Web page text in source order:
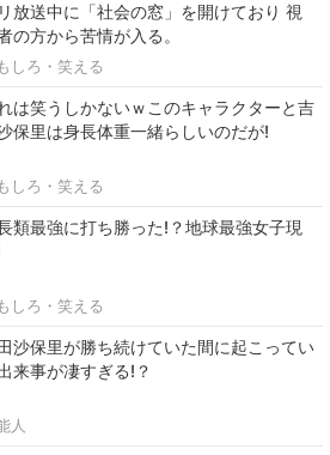
放送中に「社会の窓」を開けており 視
の方から苦情が入る。
しろ・笑える
は笑うしかないｗこのキャラクターと吉
保里は身長体重一緒らしいのだが!
しろ・笑える
類最強に打ち勝った!？地球最強女子現
しろ・笑える
沙保里が勝ち続けていた間に起こってい
来事が凄すぎる!？
人